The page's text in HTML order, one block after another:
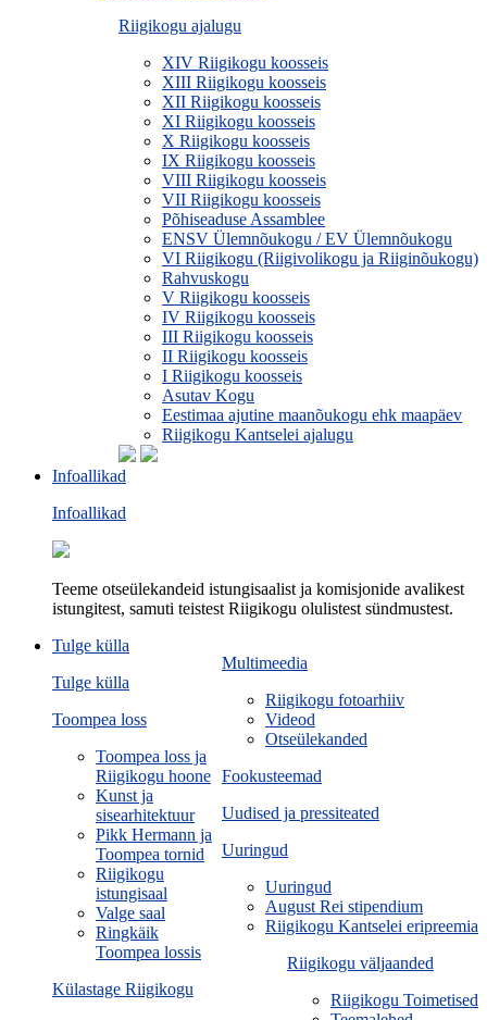
Riigikogu ajalugu
XIV Riigikogu koosseis
XIII Riigikogu koosseis
XII Riigikogu koosseis
XI Riigikogu koosseis
X Riigikogu koosseis
IX Riigikogu koosseis
VIII Riigikogu koosseis
VII Riigikogu koosseis
Põhiseaduse Assamblee
ENSV Ülemnõukogu / EV Ülemnõukogu
VI Riigikogu (Riigivolikogu ja Riiginõukogu)
Rahvuskogu
V Riigikogu koosseis
IV Riigikogu koosseis
III Riigikogu koosseis
II Riigikogu koosseis
I Riigikogu koosseis
Asutav Kogu
Eestimaa ajutine maanõukogu ehk maapäev
Riigikogu Kantselei ajalugu
Infoallikad
Infoallikad
Teeme otseülekandeid istungisaalist ja komisjonide avalikest
istungitest, samuti teistest Riigikogu olulistest sündmustest.
Multimeedia
Riigikogu fotoarhiiv
Videod
Otseülekanded
Fookusteemad
Uudised ja pressiteated
Uuringud
Uuringud
August Rei stipendium
Riigikogu Kantselei eripreemia
Riigikogu väljaanded
Riigikogu Toimetised
Tulge külla
Tulge külla
Toompea loss
Toompea loss ja
Riigikogu hoone
Kunst ja
sisearhitektuur
Pikk Hermann ja
Toompea tornid
Riigikogu
istungisaal
Valge saal
Ringkäik
Toompea lossis
Külastage Riigikogu